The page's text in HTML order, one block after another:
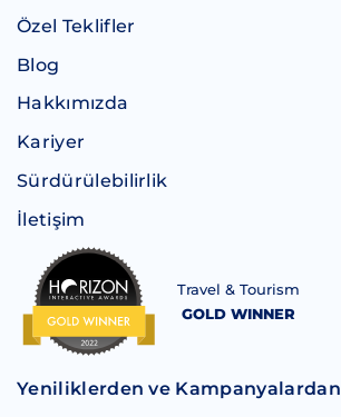
Özel Teklifler
Blog
Hakkımızda
Kariyer
Sürdürülebilirlik
İletişim
Travel & Tourism
GOLD WINNER
Yeniliklerden ve